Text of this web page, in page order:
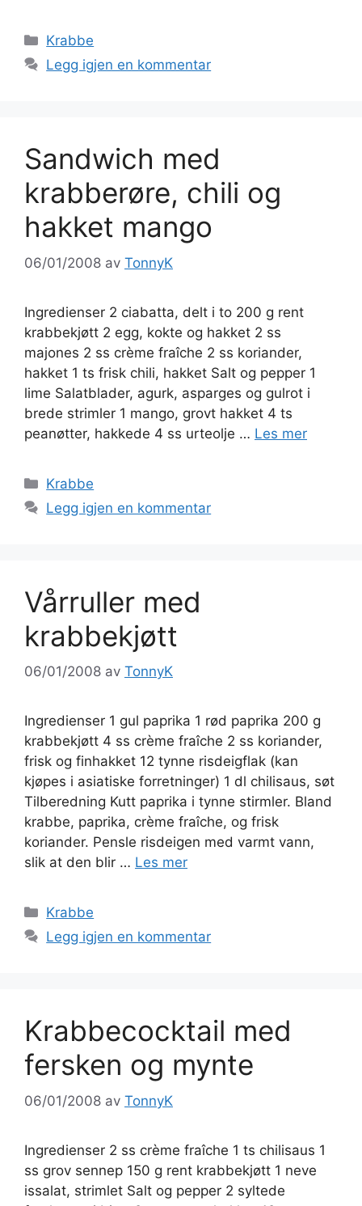
Kategorier
Krabbe
Legg igjen en kommentar
Sandwich med
krabberøre, chili og
hakket mango
06/01/2008 av TonnyK
Ingredienser 2 ciabatta, delt i to 200 g rent
krabbekjøtt 2 egg, kokte og hakket 2 ss
majones 2 ss crème fraîche 2 ss koriander,
hakket 1 ts frisk chili, hakket Salt og pepper 1
lime Salatblader, agurk, asparges og gulrot i
brede strimler 1 mango, grovt hakket 4 ts
peanøtter, hakkede 4 ss urteolje … Les mer
Kategorier
Krabbe
Legg igjen en kommentar
Vårruller med
krabbekjøtt
06/01/2008 av TonnyK
Ingredienser 1 gul paprika 1 rød paprika 200 g
krabbekjøtt 4 ss crème fraîche 2 ss koriander,
frisk og finhakket 12 tynne risdeigflak (kan
kjøpes i asiatiske forretninger) 1 dl chilisaus, søt
Tilberedning Kutt paprika i tynne stirmler. Bland
krabbe, paprika, crème fraîche, og frisk
koriander. Pensle risdeigen med varmt vann,
slik at den blir … Les mer
Kategorier
Krabbe
Legg igjen en kommentar
Krabbecocktail med
fersken og mynte
06/01/2008 av TonnyK
Ingredienser 2 ss crème fraîche 1 ts chilisaus 1
ss grov sennep 150 g rent krabbekjøtt 1 neve
issalat, strimlet Salt og pepper 2 syltede